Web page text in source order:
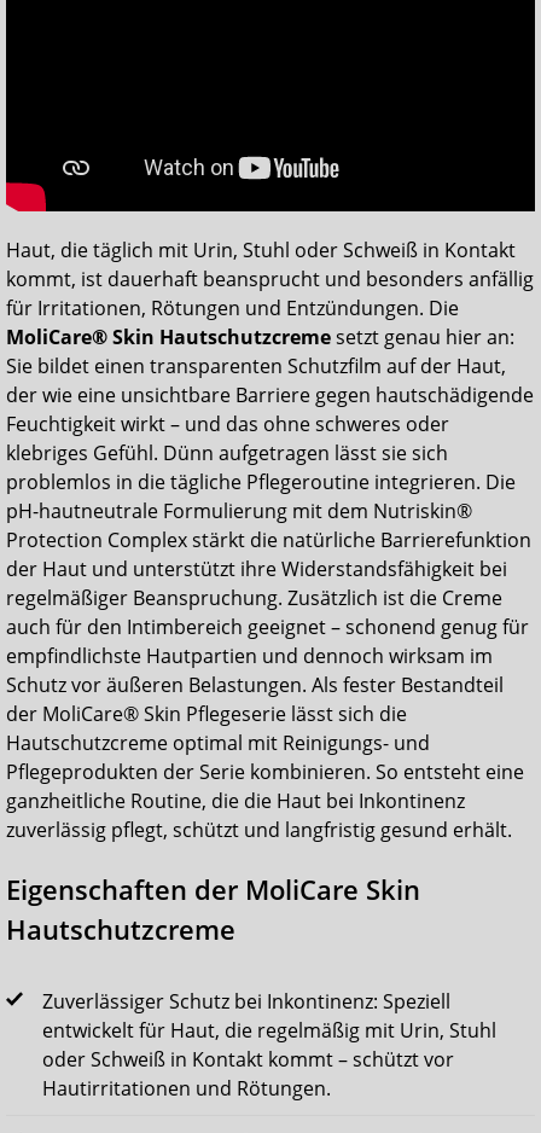
Haut, die täglich mit Urin, Stuhl oder Schweiß in Kontakt
kommt, ist dauerhaft beansprucht und besonders anfällig
für Irritationen, Rötungen und Entzündungen. Die
MoliCare® Skin Hautschutzcremesetzt genau hier an:
Sie bildet einen transparenten Schutzfilm auf der Haut,
der wie eine unsichtbare Barriere gegen hautschädigende
Feuchtigkeit wirkt – und das ohne schweres oder
klebriges Gefühl. Dünn aufgetragen lässt sie sich
problemlos in die tägliche Pflegeroutine integrieren. Die
pH-hautneutrale Formulierung mit dem Nutriskin®
Protection Complex stärkt die natürliche Barrierefunktion
der Haut und unterstützt ihre Widerstandsfähigkeit bei
regelmäßiger Beanspruchung. Zusätzlich ist die Creme
auch für den Intimbereich geeignet – schonend genug für
empfindlichste Hautpartien und dennoch wirksam im
Schutz vor äußeren Belastungen. Als fester Bestandteil
der MoliCare® Skin Pflegeserie lässt sich die
Hautschutzcreme optimal mit Reinigungs- und
Pflegeprodukten der Serie kombinieren. So entsteht eine
ganzheitliche Routine, die die Haut bei Inkontinenz
zuverlässig pflegt, schützt und langfristig gesund erhält.
Eigenschaften der MoliCare Skin
Hautschutzcreme
Zuverlässiger Schutz bei Inkontinenz: Speziell
entwickelt für Haut, die regelmäßig mit Urin, Stuhl
oder Schweiß in Kontakt kommt – schützt vor
Hautirritationen und Rötungen.